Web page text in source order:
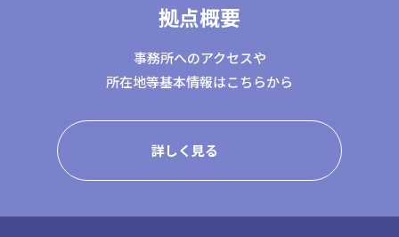
拠点概要
事務所へのアクセスや
所在地等基本情報はこちらから
詳しく見る